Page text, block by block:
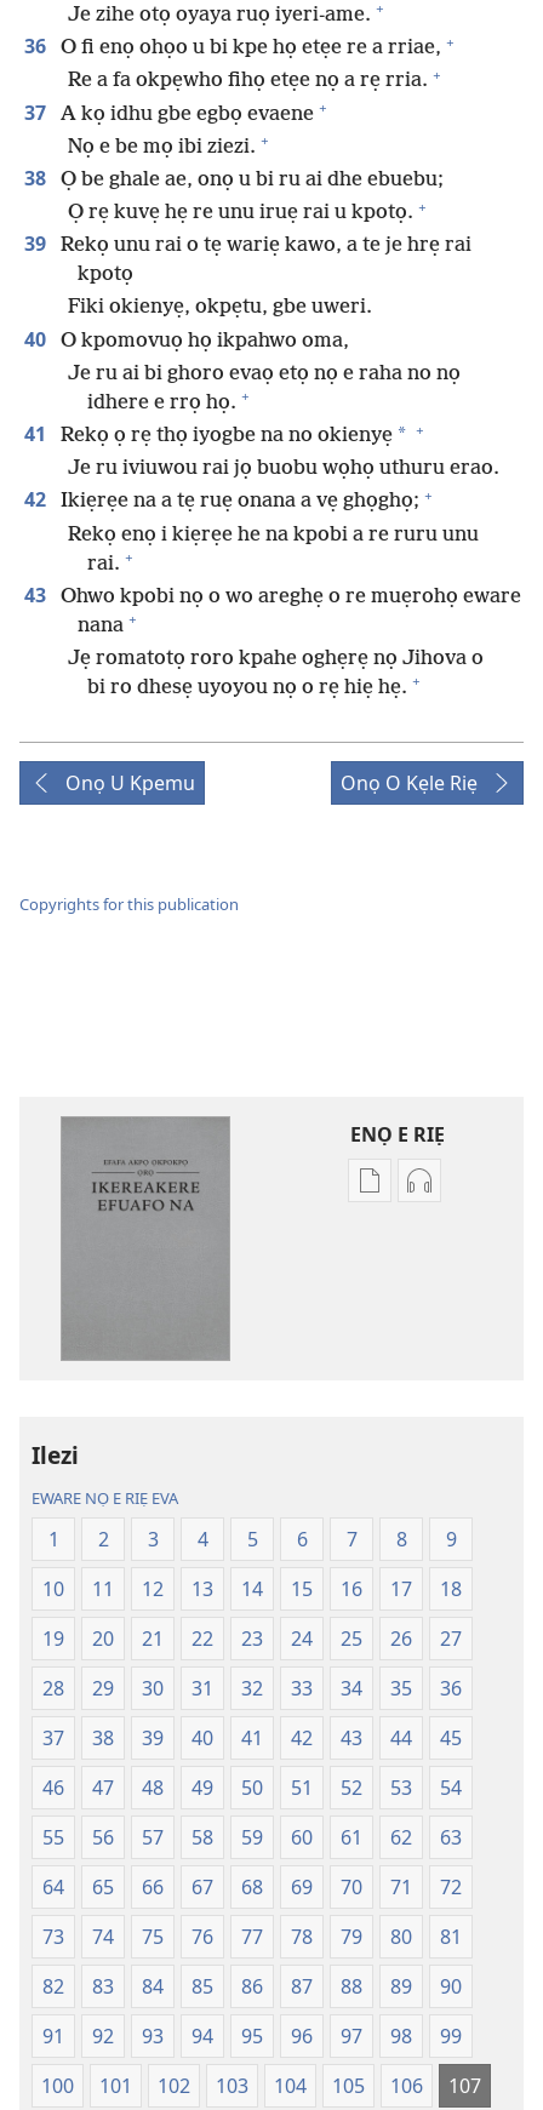
Je zihe otọ oyaya ruọ iyeri-ame. +
36 O fi enọ ohọo u bi kpe họ etẹe re a rriae, +
Re a fa okpẹwho fihọ etẹe nọ a rẹ rria. +
37 A kọ idhu gbe egbọ evaene +
Nọ e be mọ ibi ziezi. +
38
Ọ be ghale ae, onọ u bi ru ai dhe ebuebu;
Ọ rẹ kuvẹ hẹ re unu iruẹ rai u kpotọ. +
39
Rekọ unu rai o tẹ wariẹ kawo, a te je hrẹ rai
kpotọ
Fiki okienyẹ, okpẹtu, gbe uweri.
40
O kpomovuọ họ ikpahwo oma,
Je ru ai bi ghoro evaọ etọ nọ e raha no nọ
idhere e rrọ họ. +
41 Rekọ ọ rẹ thọ iyogbe na no okienyẹ * +
Je ru iviuwou rai jọ buobu wọhọ uthuru erao.
42 Ikiẹrẹe na a tẹ ruẹ onana a vẹ ghọghọ; +
Rekọ enọ i kiẹrẹe he na kpobi a re ruru unu
rai. +
43
Ohwo kpobi nọ o wo areghẹ o re muẹrohọ eware
nana +
Jẹ romatotọ roro kpahe oghẹrẹ nọ Jihova o
bi ro dhesẹ uyoyou nọ o rẹ hiẹ hẹ. +
Onọ U Kpemu Onọ O Kẹle Riẹ
Copyrights for this publication
ENỌ E RIẸ
Oghẹrẹ
Ọkpokpọ
ọrọ
Ikereakere
Efuafo
Na
(Onọ
wariẹ
evaọ
2013)
Oghẹrẹ
Na
(Onọ
a
wariẹ
evaọ
2013)
Ilezi
EWARE NỌ E RIẸ EVA
1 2 3 4 5 6 7 8
9
10
11 12 13 14 15 16 17
18
19
20 21 22 23 24 25 26
27
28
29 30 31 32 33 34 35
36
37
38 39 40 41 42 43 44
45
46
47 48 49 50 51 52 53
54
55
56 57 58 59 60 61 62
63
64
65 66 67 68 69 70 71
72
73
74 75 76 77 78 79 80
81
82
83 84 85 86 87 88 89
90
91
92 93 94 95 96 97 98
99
100
101 102 103 104 105 106
107